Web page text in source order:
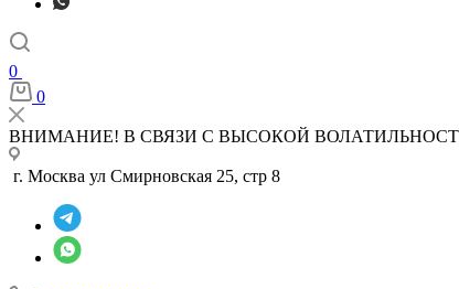
0
0
ВНИМАНИЕ! В СВЯЗИ С ВЫСОКОЙ
г. Москва ул Смирновская 25, стр 8